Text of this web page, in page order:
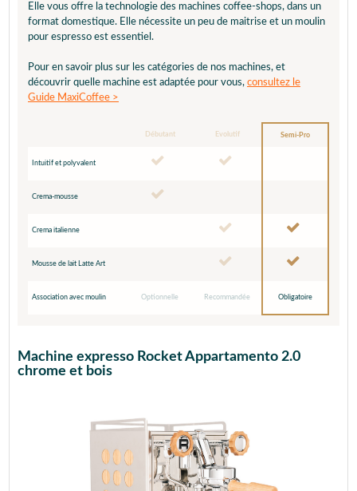
Elle vous offre la technologie des machines coffee-shops, dans un
format domestique. Elle nécessite un peu de maitrise et un moulin
pour espresso est essentiel.
Pour en savoir plus sur les catégories de nos machines, et
découvrir quelle machine est adaptée pour vous, consultez le
Guide MaxiCoffee >
Débutant Evolutif Semi-Pro
Intuitif et polyvalent
Crema-mousse
Crema italienne
Mousse de lait Latte Art
Association avec moulin Optionnelle Recommandée Obligatoire
Machine expresso Rocket Appartamento 2.0
chrome et bois